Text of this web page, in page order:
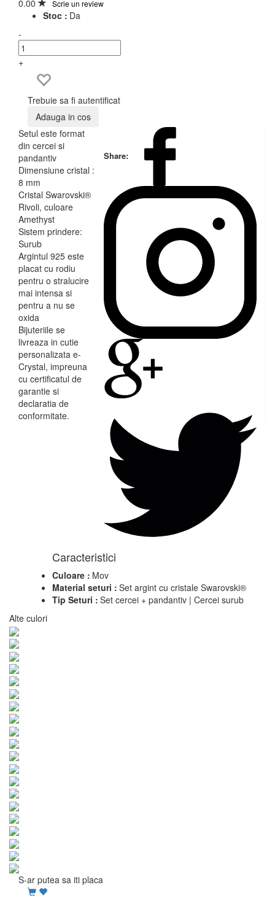
0.00 Scrie un review
Stoc : Da
-
+
Trebuie sa fi autentificat
Adauga in cos
Share:
Setul este format
din cercei si
pandantiv
Dimensiune cristal :
8 mm
Cristal Swarovski®
Rivoli, culoare
Amethyst
Sistem prindere:
Surub
Argintul 925 este
placat cu rodiu
pentru o stralucire
mai intensa si
pentru a nu se
oxida
Bijuteriile se
livreaza in cutie
personalizata e-
Crystal, impreuna
cu certificatul de
garantie si
declaratia de
conformitate.
Caracteristici
Culoare : Mov
Material seturi : Set argint cu cristale Swarovski®
Tip Seturi : Set cercei + pandantiv | Cercei surub
Alte culori
S-ar putea sa iti placa